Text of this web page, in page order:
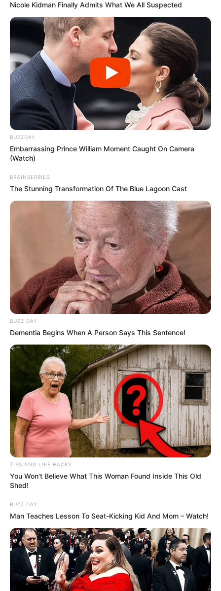
Nicole Kidman Finally Admits What We All Suspected
BUZZDAY
Embarrassing Prince William Moment Caught On Camera
(Watch)
BRAINBERRIES
The Stunning Transformation Of The Blue Lagoon Cast
BUZZ DAY
Dementia Begins When A Person Says This Sentence!
TIPS AND LIFE HACKS
You Won't Believe What This Woman Found Inside This Old
Shed!
BUZZ DAY
Man Teaches Lesson To Seat-Kicking Kid And Mom – Watch!